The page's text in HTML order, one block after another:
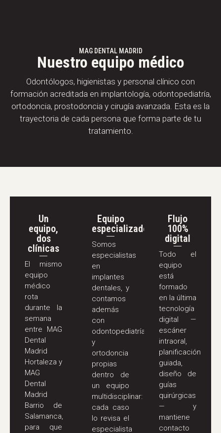
MAG DENTAL MADRID
Nuestro equipo médico
Odontólogos, higienistas y personal clínico con
formación acreditada en implantología, odontopediatría,
ortodoncia, prostodoncia y cirugía avanzada. Esta es la
trayectoria de cada persona que forma parte de tu
tratamiento.
Un
equipo,
dos
clínicas
El mismo
equipo
médico
rota
durante la
semana
entre MAG
Dental
Madrid
Hortaleza y
MAG
Dental
Madrid
Barrio de
Salamanca,
para que
Equipo
especializado
Somos
especialistas
en
implantes
dentales, y
contamos
además
con
odontopediatría
y
ortodoncia
propias
dentro de
un equipo
multidisciplinar:
cada caso
lo revisa el
especialista
Flujo
100%
digital
Todo el
equipo
está
formado
en la última
tecnología
digital —
escáner
intraoral,
planificación
guiada,
diseño de
guías
quirúrgicas
— y
mantiene
contacto